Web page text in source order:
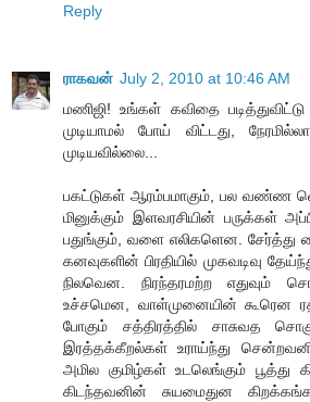
Reply
ராகவன் July 2, 2010 at 10:46 AM
மணிஜி! உங்கள் கவிதை படித்துவிட்டு
முடியாமல் போய் விட்டது,
முடியவில்லை...
பகட்டுகள் ஆரம்பமாகும், பல வண்ண
மினுக்கும் இளவரசியின் பருக்கள்
பதுங்கும், வளை எலிகளென. சேர்த்து
கனவுகளின் பிரதியில் முகவடிவு
நிலவென. நிரந்தரமற்ற எதுவும்
உச்சமென, வாள்முனையின் கூரென
போகும் சத்திரத்தில் சாசுவத
இரத்தக்கீறல்கள் உராய்ந்து
அமில குமிழ்கள் உடலெங்கும் பூத்து
கிடந்தவனின் சுயமைதுன